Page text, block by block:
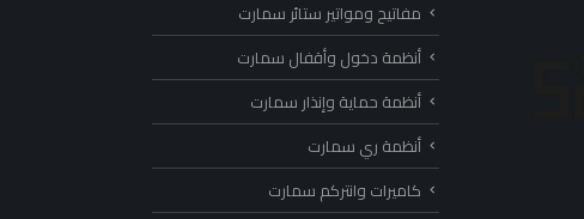
مفاتيح ومواتير ستائر سمارت
أنظمة دخول وأقفال سمارت
أنظمة حماية وإنذار سمارت
أنظمة ري سمارت
كاميرات وانتركم سمارت